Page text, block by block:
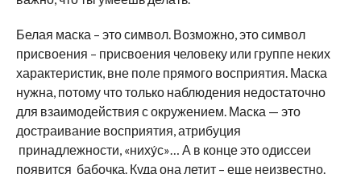
Белая маска – это символ. Возможно, это символ
присвоения – присвоения человеку или группе неких
характеристик, вне поле прямого восприятия. Маска
нужна, потому что только наблюдения недостаточно
для взаимодействия с окружением. Маска — это
достраивание восприятия, атрибуция
принадлежности, «ниху́с»… А в конце это одиссеи
появится бабочка. Куда она летит – еще неизвестно.